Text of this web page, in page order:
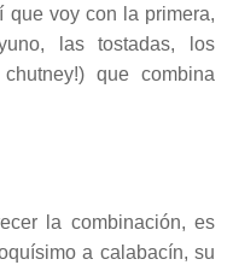
voy con la primera,
las tostadas, los
que combina
la combinación, es
a calabacín, su